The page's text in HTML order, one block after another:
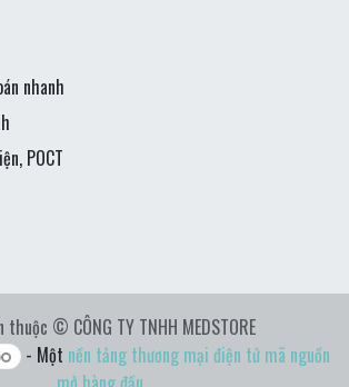
nhanh
POCT
thuộc © CÔNG TY TNHH MEDSTORE
- Một nền tảng thương mại điện tử mã nguồn